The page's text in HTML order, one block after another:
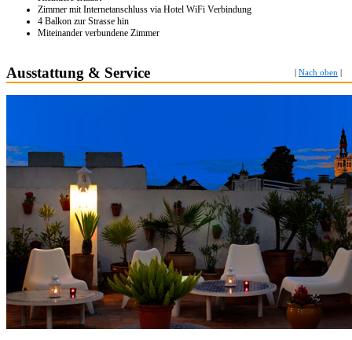
Zimmer mit Internetanschluss via Hotel WiFi Verbindung
4 Balkon zur Strasse hin
Miteinander verbundene Zimmer
Ausstattung & Service Nach oben